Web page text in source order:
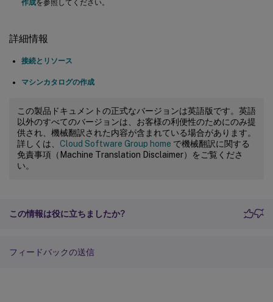
compute.images
compute
compute
compute.instanceTemplates
instanceTemplates
compute
instances.
attachDisk
compute.instances. create
compute.instances.delete
compute.instances .detachDisk
compute
compute
instances
compute
instances
setDeletionProtection
compute.instances
作成を参照してください。
詳細情報
接続とリソース
マシンカタログの作成
この製品ドキュメントの正式なバージョンは英語版です。英語
以外のすべてのバージョンは、お客様の利便性のためにのみ提
供され、機械翻訳された内容が含まれている場合があります。
詳しくは、 Cloud Software Group home で機械翻訳に関する
免責事項（Machine Translation Disclaimer）をご覧くださ
い。
この情報は役に立ちましたか?
フィードバックの送信